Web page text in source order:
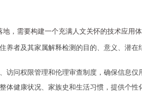
，需要构建一个充满人文关怀的技术应用体
养者及其家属解释检测的目的、意义、潜
问权限管理和伦理审查制度，确保信息仅
体健康状况、家族史和生活习惯，提供个